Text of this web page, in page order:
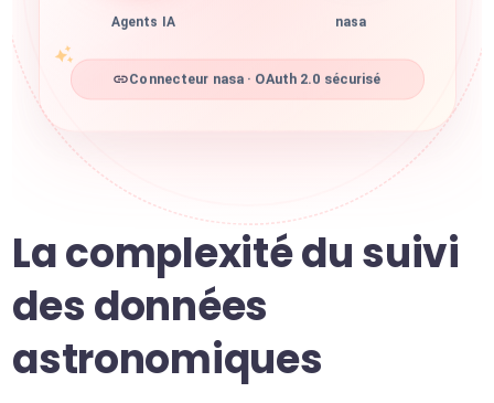
Agents IA nasa
Connecteur nasa · OAuth 2.0 sécurisé
La complexité du suivi
des données
astronomiques